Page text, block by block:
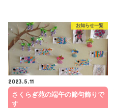
お知らせ一覧
2023.5.11
さくらぎ苑の端午の節句飾りで
す